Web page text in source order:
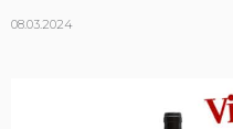
08.03.2024